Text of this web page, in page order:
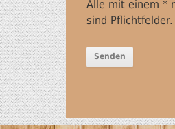
Alle mit einem *
sind Pflichtfelder.